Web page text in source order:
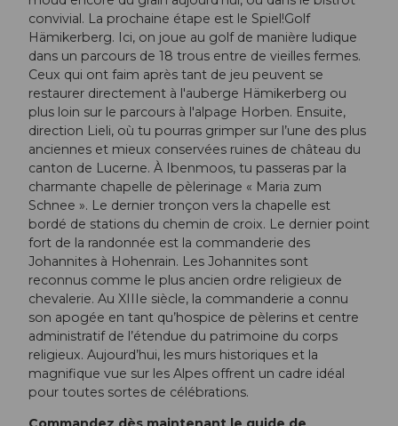
convivial. La prochaine étape est le Spiel!Golf
Hämikerberg. Ici, on joue au golf de manière ludique
dans un parcours de 18 trous entre de vieilles fermes.
Ceux qui ont faim après tant de jeu peuvent se
restaurer directement à l'auberge Hämikerberg ou
plus loin sur le parcours à l'alpage Horben. Ensuite,
direction Lieli, où tu pourras grimper sur l’une des plus
anciennes et mieux conservées ruines de château du
canton de Lucerne. À Ibenmoos, tu passeras par la
charmante chapelle de pèlerinage « Maria zum
Schnee ». Le dernier tronçon vers la chapelle est
bordé de stations du chemin de croix. Le dernier point
fort de la randonnée est la commanderie des
Johannites à Hohenrain. Les Johannites sont
reconnus comme le plus ancien ordre religieux de
chevalerie. Au XIIIe siècle, la commanderie a connu
son apogée en tant qu’hospice de pèlerins et centre
administratif de l’étendue du patrimoine du corps
religieux. Aujourd’hui, les murs historiques et la
magnifique vue sur les Alpes offrent un cadre idéal
pour toutes sortes de célébrations.